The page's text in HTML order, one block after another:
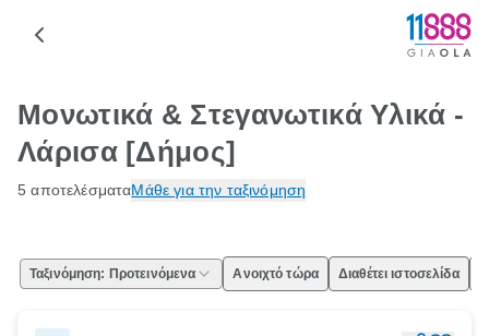
Μονωτικά & Στεγανωτικά Υλικά -
Λάρισα [Δήμος]
5 αποτελέσματαΜάθε για την ταξινόμηση
Ταξινόμηση: Προτεινόμενα Ανοιχτό τώρα Διαθέτει ιστοσελίδα